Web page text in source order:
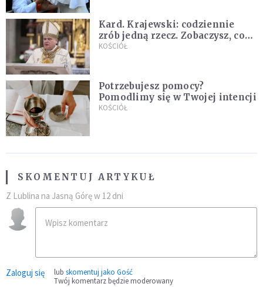
Kard. Krajewski: codziennie
zrób jedną rzecz. Zobaczysz, co
stanie się z twoim życiem
KOŚCIÓŁ
Potrzebujesz pomocy?
Pomodlimy się w Twojej intencji
KOŚCIÓŁ
SKOMENTUJ ARTYKUŁ
Z Lublina na Jasną Górę w 12 dni
Zaloguj się lub skomentuj jako Gość
Twój komentarz będzie moderowany